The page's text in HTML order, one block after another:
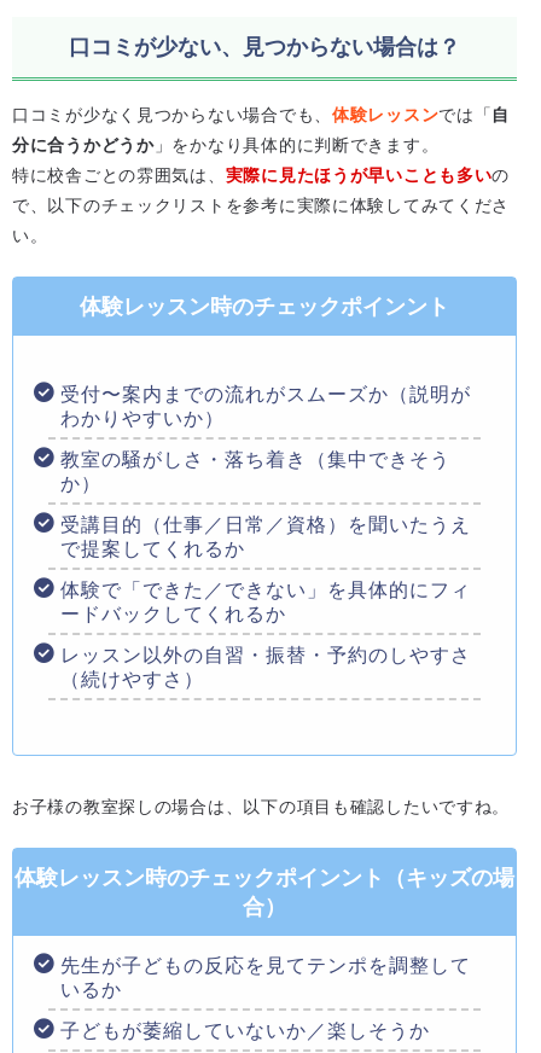
口コミが少ない、見つからない場合は？
口コミが少なく見つからない場合でも、 体験レッスンでは「 自
分に合うかどうか」をかなり具体的に判断できます。
特に校舎ごとの雰囲気は、 実際に見たほうが早いことも多いの
で、以下のチェックリストを参考に実際に体験してみてくださ
い。
体験レッスン時のチェックポインント
受付〜案内までの流れがスムーズか（説明が
わかりやすいか）
教室の騒がしさ・落ち着き（集中できそう
か）
受講目的（仕事／日常／資格）を聞いたうえ
で提案してくれるか
体験で「できた／できない」を具体的にフィ
ードバックしてくれるか
レッスン以外の自習・振替・予約のしやすさ
（続けやすさ）
お子様の教室探しの場合は、以下の項目も確認したいですね。
体験レッスン時のチェックポインント（キッズの場
合）
先生が子どもの反応を見てテンポを調整して
いるか
子どもが萎縮していないか／楽しそうか